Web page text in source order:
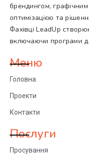
брендингом,
оптимізацією та
Фахівці LeadUp
включаючи програми
Меню
Головна
Проекти
Контакти
Послуги
Просування